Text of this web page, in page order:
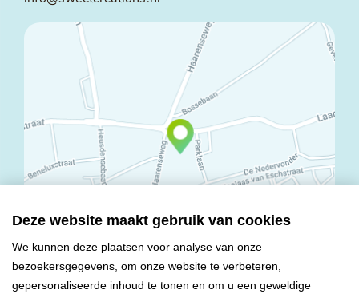
Deze website maakt gebruik van cookies
We kunnen deze plaatsen voor analyse van onze
bezoekersgegevens, om onze website te verbeteren,
gepersonaliseerde inhoud te tonen en om u een geweldige
© Copyright 2026 Mareco Sweet Creations BV